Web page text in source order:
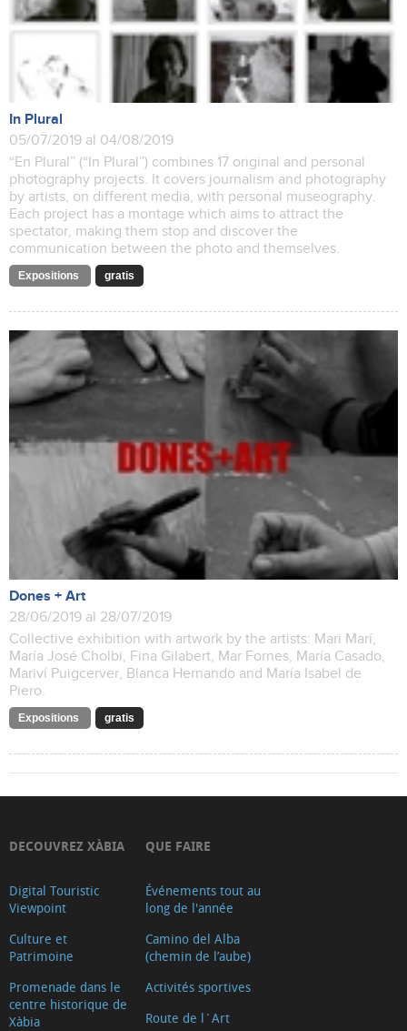
In Plural
05/07/2019 al 04/08/2019
“En Plural” (“In Plural”) combines 17 original and personal
photography projects. It covers journalism and photography
by artists, on different media, with personal museography.
Each project has a montage which aims to attract the
spectator, making them stop and discover the
communication between the photo and themselves.
Expositions gratis
Dones + Art
28/06/2019 al 28/07/2019
Collective exhibition with artwork by the artists: Mari Marí,
María José Cholbi, Fina Gilabert, Mar Fornes, María Casado,
Mariví Puigcerver, Blanca Hernando and María Isabel de
Piero.
Expositions gratis
DECOUVREZ XÀBIA
Digital Touristic
Viewpoint
Culture et
Patrimoine
Promenade dans le
centre historique de
Xàbia
QUE FAIRE
Événements tout au
long de l'année
Camino del Alba
(chemin de l’aube)
Activités sportives
Route de l´Art